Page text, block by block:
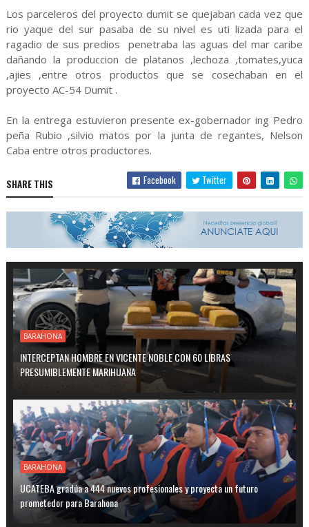
Los parceleros del proyecto dumit se quejaban cada vez que
rio yaque del sur pasaba de su nivel es uti lizada para el
ragadio de sus predios penetraba las aguas del mar caribe
dañando la produccion de platanos ,lechoza ,tomates,yuca
,ajies ,entre otros productos que se cosechaban en el
proyecto AC-54 Dumit .
En la entrega estuvieron presente ex-gobernador ing Pedro
peña Rubio ,silvio matos por la junta de regantes, Nelson
Caba entre otros productores.
SHARE THIS Facebook Twitter
BARAHONA
INTERCEPTAN HOMBRE EN VICENTE NOBLE CON 60 LIBRAS
PRESUMIBLEMENTE MARIHUANA
BARAHONA
UCATEBA gradúa a 444 nuevos profesionales y proyecta un futuro
prometedor para Barahona